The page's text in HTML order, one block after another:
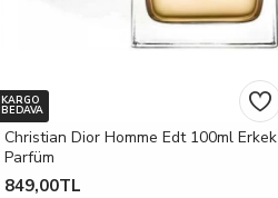
KARGO
BEDAVA
Christian Dior Homme Edt 100ml Erkek
Parfüm
849,00TL